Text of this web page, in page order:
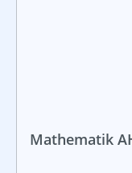
Mathematik